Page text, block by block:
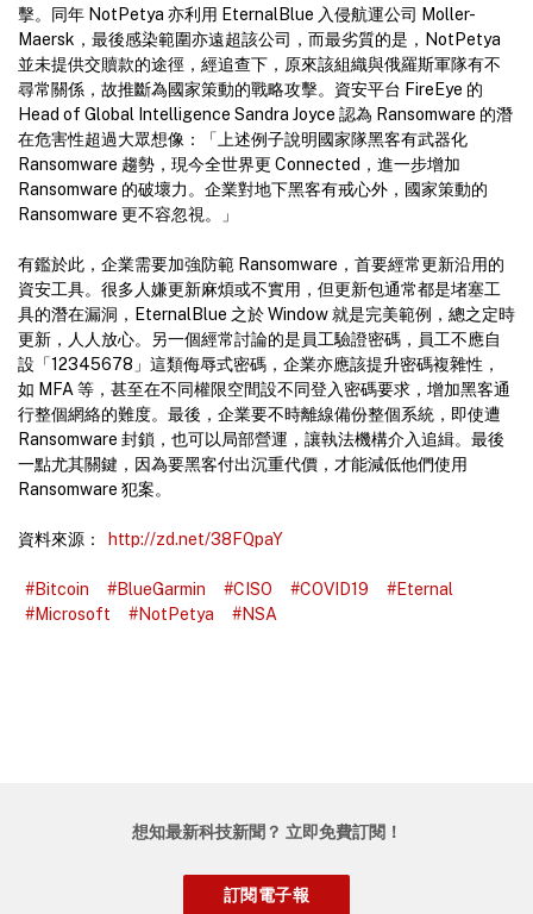
擊。同年 NotPetya 亦利用 EternalBlue 入侵航運公司 Moller-
Maersk，最後感染範圍亦遠超該公司，而最劣質的是，NotPetya
並未提供交贖款的途徑，經追查下，原來該組織與俄羅斯軍隊有不
尋常關係，故推斷為國家策動的戰略攻擊。資安平台 FireEye 的
Head of Global Intelligence Sandra Joyce 認為 Ransomware 的潛
在危害性超過大眾想像：「上述例子說明國家隊黑客有武器化
Ransomware 趨勢，現今全世界更 Connected，進一步增加
Ransomware 的破壞力。企業對地下黑客有戒心外，國家策動的
Ransomware 更不容忽視。」
有鑑於此，企業需要加強防範 Ransomware，首要經常更新沿用的
資安工具。很多人嫌更新麻煩或不實用，但更新包通常都是堵塞工
具的潛在漏洞，EternalBlue 之於 Window 就是完美範例，總之定時
更新，人人放心。另一個經常討論的是員工驗證密碼，員工不應自
設「12345678」這類侮辱式密碼，企業亦應該提升密碼複雜性，
如 MFA 等，甚至在不同權限空間設不同登入密碼要求，增加黑客通
行整個網絡的難度。最後，企業要不時離線備份整個系統，即使遭
Ransomware 封鎖，也可以局部營運，讓執法機構介入追緝。最後
一點尤其關鍵，因為要黑客付出沉重代價，才能減低他們使用
Ransomware 犯案。
資料來源： http://zd.net/38FQpaY
#Bitcoin #BlueGarmin #CISO #COVID19
#Eternal
#Microsoft
#NotPetya #NSA
想知最新科技新聞？ 立即免費訂閱！